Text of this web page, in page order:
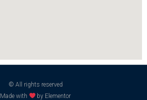
© All rights reserved
Made with
by Elementor